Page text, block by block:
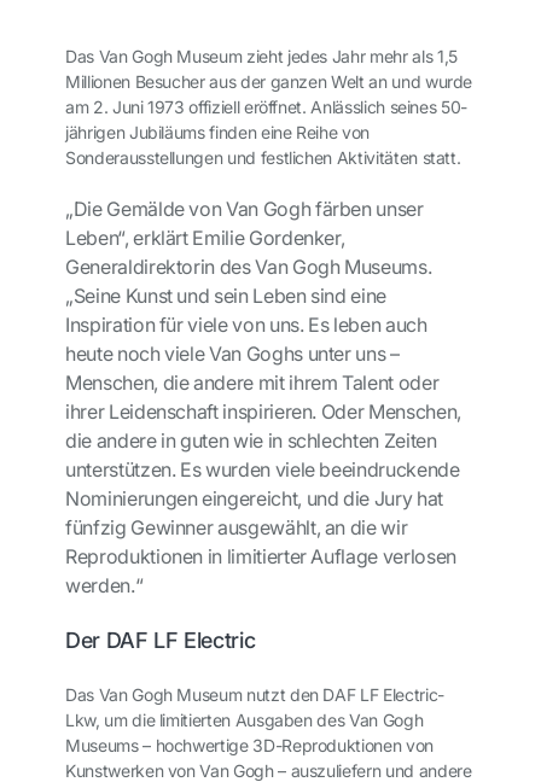
Das Van Gogh Museum zieht jedes Jahr mehr als 1,5
Millionen Besucher aus der ganzen Welt an und wurde
am 2. Juni 1973 offiziell eröffnet. Anlässlich seines 50-
jährigen Jubiläums finden eine Reihe von
Sonderausstellungen und festlichen Aktivitäten statt.
„Die Gemälde von Van Gogh färben unser
Leben“, erklärt Emilie Gordenker,
Generaldirektorin des Van Gogh Museums.
„Seine Kunst und sein Leben sind eine
Inspiration für viele von uns. Es leben auch
heute noch viele Van Goghs unter uns –
Menschen, die andere mit ihrem Talent oder
ihrer Leidenschaft inspirieren. Oder Menschen,
die andere in guten wie in schlechten Zeiten
unterstützen. Es wurden viele beeindruckende
Nominierungen eingereicht, und die Jury hat
fünfzig Gewinner ausgewählt, an die wir
Reproduktionen in limitierter Auflage verlosen
werden.“
Der DAF LF Electric
Das Van Gogh Museum nutzt den DAF LF Electric-
Lkw, um die limitierten Ausgaben des Van Gogh
Museums – hochwertige 3D-Reproduktionen von
Kunstwerken von Van Gogh – auszuliefern und andere